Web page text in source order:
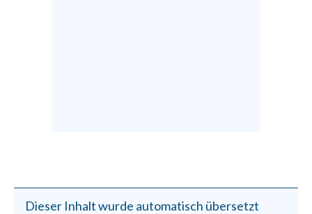
Dieser Inhalt wurde automatisch übersetzt